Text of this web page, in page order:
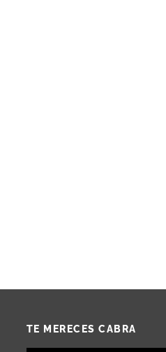
TE MERECES CABRA